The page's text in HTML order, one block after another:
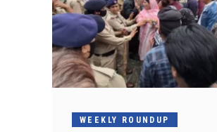
WEEKLY ROUNDUP